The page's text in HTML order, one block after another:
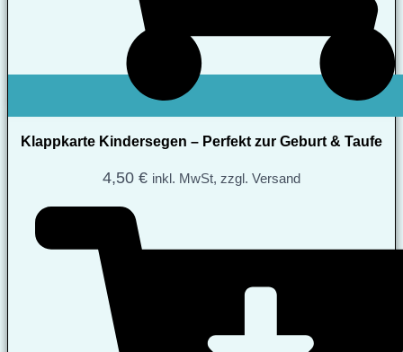
Klappkarte Kindersegen – Perfekt zur Geburt & Taufe
4,50 € inkl. MwSt, zzgl. Versand